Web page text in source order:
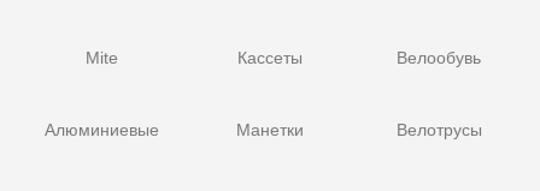
Mite
Алюминиевые
Кассеты
Манетки
Велообувь
Велотрусы